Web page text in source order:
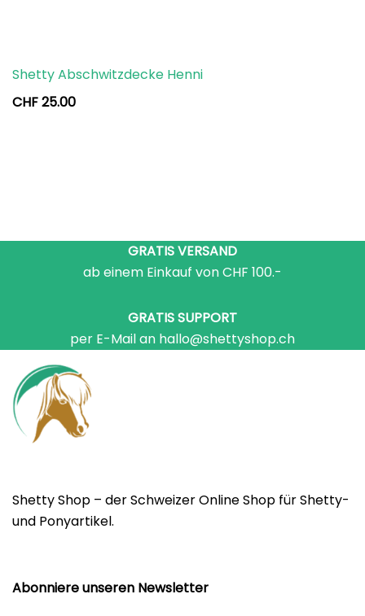
Shetty Abschwitzdecke Henni
CHF25.00
GRATIS VERSAND
ab einem Einkauf von CHF 100.-
GRATIS SUPPORT
per E-Mail an hallo@shettyshop.ch
Shetty Shop – der Schweizer Online Shop für Shetty-
und Ponyartikel.
Abonniere unseren Newsletter